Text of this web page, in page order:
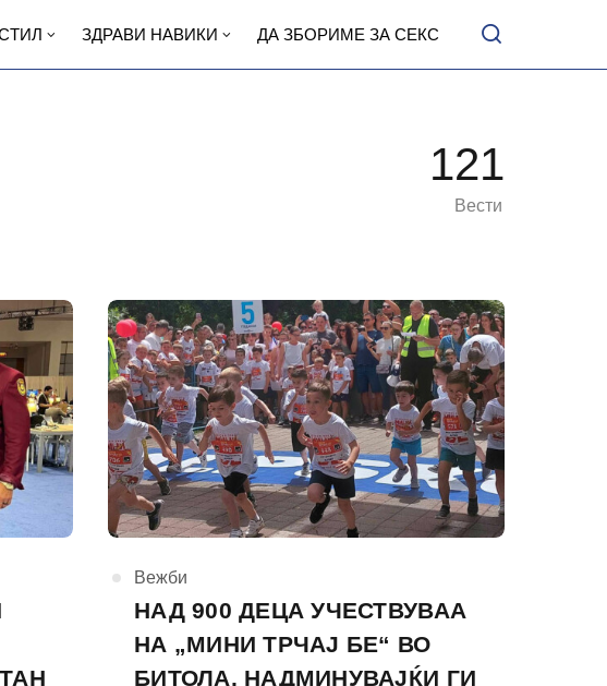
ЗДРАВИ НАВИКИ ДА ЗБОРИМЕ ЗА СЕКС
121
Вести
КАтегорија
Вежби
НАД 900 ДЕЦА УЧЕСТВУВАА
НА „МИНИ ТРЧАЈ БЕ“ ВО
БИТОЛА, НАДМИНУВАЈЌИ ГИ